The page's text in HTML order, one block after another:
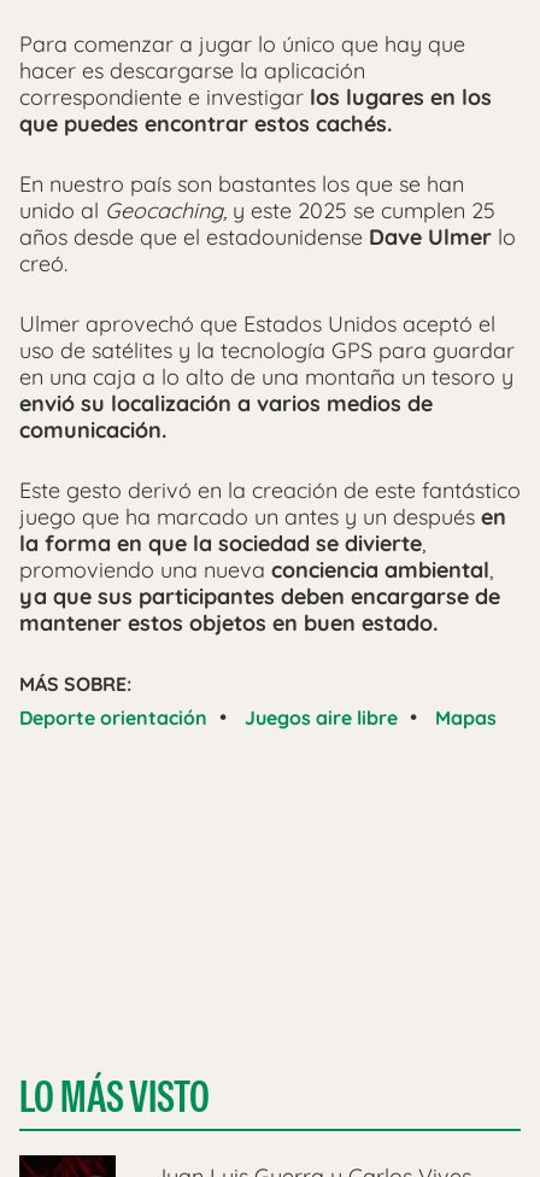
Para comenzar a jugar lo único que hay que
hacer es descargarse la aplicación
correspondiente e investigar los lugares en los
que puedes encontrar estos cachés.
En nuestro país son bastantes los que se han
unido al Geocaching, y este 2025 se cumplen 25
años desde que el estadounidense Dave Ulmer lo
creó.
Ulmer aprovechó que Estados Unidos aceptó el
uso de satélites y la tecnología GPS para guardar
en una caja a lo alto de una montaña un tesoro y
envió su localización a varios medios de
comunicación.
Este gesto derivó en la creación de este fantástico
juego que ha marcado un antes y un después en
la forma en que la sociedad se divierte,
promoviendo una nueva conciencia ambiental,
ya que sus participantes deben encargarse de
mantener estos objetos en buen estado.
MÁS SOBRE:
Deporte orientación • Juegos aire libre • Mapas
LO MÁS VISTO